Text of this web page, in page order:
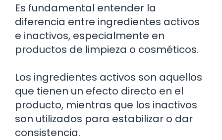
Es fundamental entender la
diferencia entre ingredientes activos
e inactivos, especialmente en
productos de limpieza o cosméticos.
Los ingredientes activos son aquellos
que tienen un efecto directo en el
producto, mientras que los inactivos
son utilizados para estabilizar o dar
consistencia.